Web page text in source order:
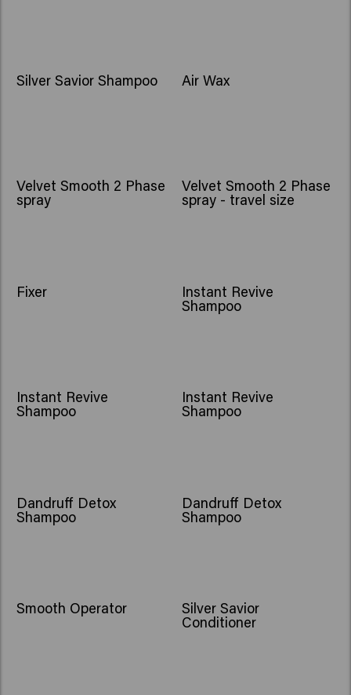
Silver Savior Shampoo Air Wax
Velvet Smooth 2 Phase
spray
Velvet Smooth 2 Phase
spray - travel size
Fixer Instant Revive
Shampoo
NOU
Instant Revive
Shampoo
NOU
Instant Revive
Shampoo
Dandruff Detox
Shampoo
Dandruff Detox
Shampoo
Smooth Operator Silver Savior
Conditioner